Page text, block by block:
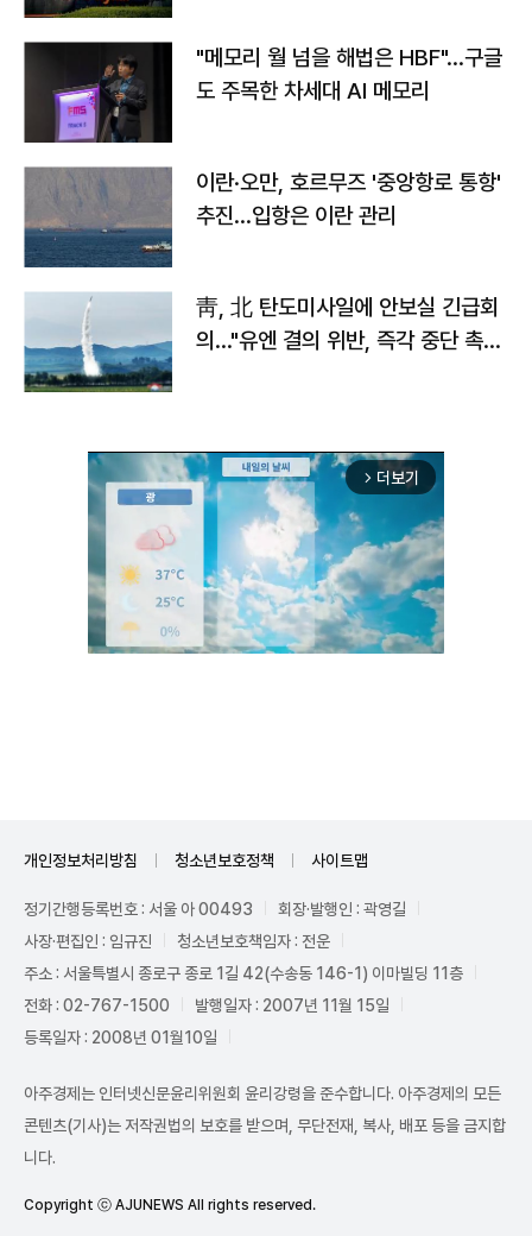
"메모리 월 넘을 해법은 HBF"…구글
도 주목한 차세대 AI 메모리
이란·오만, 호르무즈 '중앙항로 통항'
추진…입항은 이란 관리
靑, 北 탄도미사일에 안보실 긴급회
의…"유엔 결의 위반, 즉각 중단 촉
arrow_forward_ios 더보기
개인정보처리방침 청소년보호정책 사이트맵
정기간행등록번호 : 서울 아 00493
회장·발행인 : 곽영길
사장·편집인 : 임규진
청소년보호책임자 : 전운
주소 : 서울특별시 종로구 종로 1길 42(수송동 146-1) 이마빌딩 11층
전화 : 02-767-1500
발행일자 : 2007년 11월 15일
등록일자 : 2008년 01월10일
아주경제는 인터넷신문윤리위원회 윤리강령을 준수합니다. 아주경제의 모든
콘텐츠(기사)는 저작권법의 보호를 받으며, 무단전재, 복사, 배포 등을 금지합
니다.
Copyright ⓒ AJUNEWS All rights reserved.